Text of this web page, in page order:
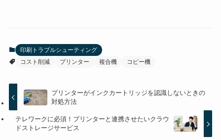
印刷トラブルシューティング
コスト削減
プリンター 複合機 コピー機
プリンターがインクカートリッジを認識しないときの
対処方法
テレワークに必須！プリンターと連携させたいクラウ
ドストレージサービス